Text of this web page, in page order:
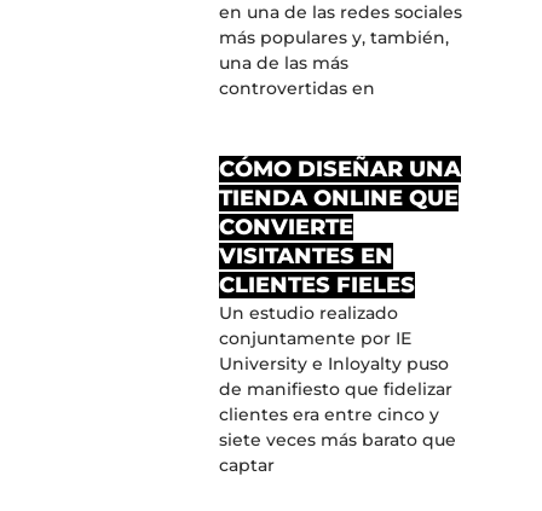
en una de las redes sociales
más populares y, también,
una de las más
controvertidas en
CÓMO DISEÑAR UNA
TIENDA ONLINE QUE
CONVIERTE
VISITANTES EN
CLIENTES FIELES
Un estudio realizado
conjuntamente por IE
University e Inloyalty puso
de manifiesto que fidelizar
clientes era entre cinco y
siete veces más barato que
captar